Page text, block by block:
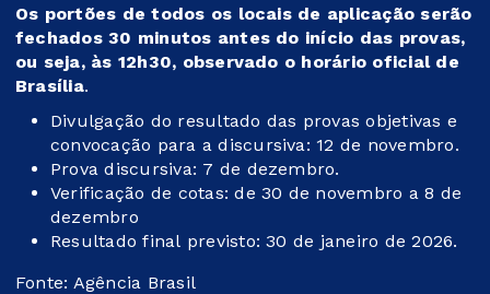
Os portões de todos os locais de aplicação serão
fechados 30 minutos antes do início das provas,
ou seja, às 12h30, observado o horário oficial de
Brasília.
Divulgação do resultado das provas objetivas e
convocação para a discursiva: 12 de novembro.
Prova discursiva: 7 de dezembro.
Verificação de cotas: de 30 de novembro a 8 de
dezembro
Resultado final previsto: 30 de janeiro de 2026.
Fonte: Agência Brasil